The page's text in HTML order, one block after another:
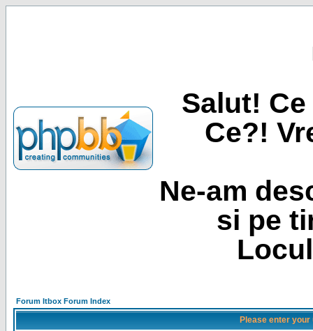
Salut!
Ce?!
Ne-am
si pe
Forum Itbox Forum Index
Please enter